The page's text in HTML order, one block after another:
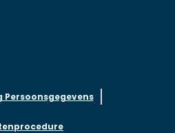
Persoonsgegevens